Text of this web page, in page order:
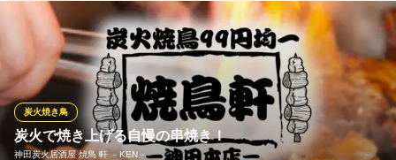
神田の焼き鳥大衆酒場
ＪＲ神田駅北口 徒歩4分
東京都千代田区神田司町2-2-5 DK・Tビル1F
当店では安心・安全で新鮮な「大山どり」を使用した焼き鳥をご
用意しております。大山山麓のきれいな空気と水でのびのびスト
レスなく育った「大山どり」は脂乗りのバランスがよく、栄養た
っぷり！ジューシーで旨味が凝縮された鶏肉を一本一本職人が技
術と心を込めて焼き上げました！楽蔵にいらした際は是非ご堪能
ください。
炭火で焼き上げる自慢の串焼き！
神田炭火居酒屋 焼鳥 軒 －KEN－
炭火焼き鳥